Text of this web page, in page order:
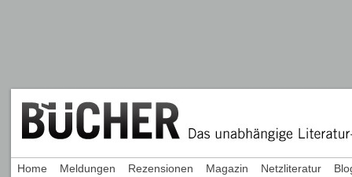
Home Meldungen Rezensionen Magazin Netzliteratur